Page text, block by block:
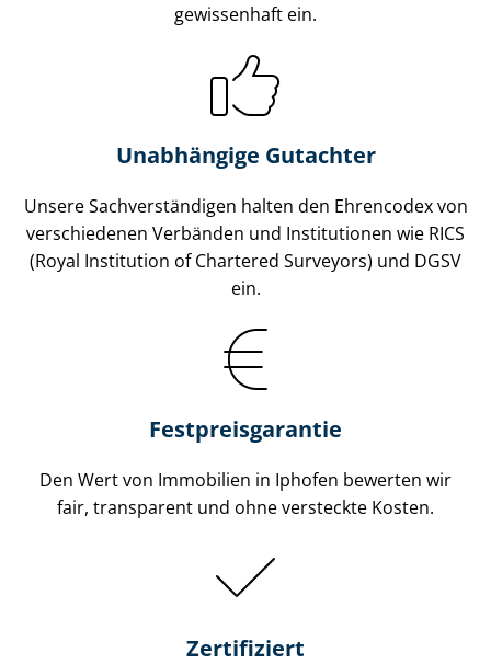
gewissenhaft ein.
Unabhängige Gutachter
Unsere Sach­ver­stän­di­gen halten den Ehrencodex von
verschiedenen Verbänden und Institutionen wie RICS
(Royal Institution of Chartered Surveyors) und DGSV
ein.
Festpreis​garantie
Den Wert von Immobilien in Iphofen bewerten wir
fair, transparent und ohne versteckte Kosten.
Zertifiziert